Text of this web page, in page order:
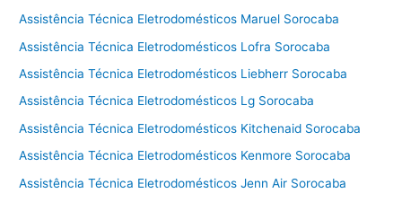
Assistência Técnica Eletrodomésticos Maruel Sorocaba
Assistência Técnica Eletrodomésticos Lofra Sorocaba
Assistência Técnica Eletrodomésticos Liebherr Sorocaba
Assistência Técnica Eletrodomésticos Lg Sorocaba
Assistência Técnica Eletrodomésticos Kitchenaid Sorocaba
Assistência Técnica Eletrodomésticos Kenmore Sorocaba
Assistência Técnica Eletrodomésticos Jenn Air Sorocaba